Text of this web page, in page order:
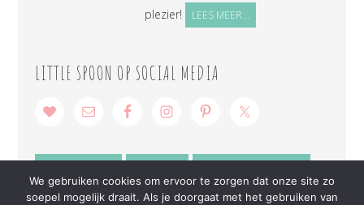
plezier!
LEES MEER...
LITTLE SPOON OP SOCIAL MEDIA
We gebruiken cookies om ervoor te zorgen dat onze site zo
soepel mogelijk draait. Als je doorgaat met het gebruiken van